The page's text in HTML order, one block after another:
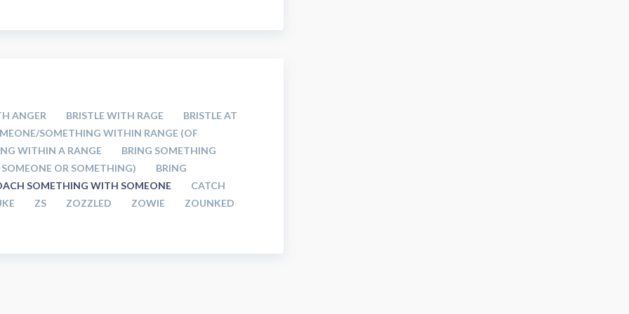
ANGER BRISTLE WITH RAGE
BRISTLE AT
SOMETHING WITHIN RANGE (OF
WITHIN A RANGE
BRING SOMETHING
OR SOMETHING)
BRING
SOMETHING WITH SOMEONE
CATCH
ZS ZOZZLED ZOWIE ZOUNKED